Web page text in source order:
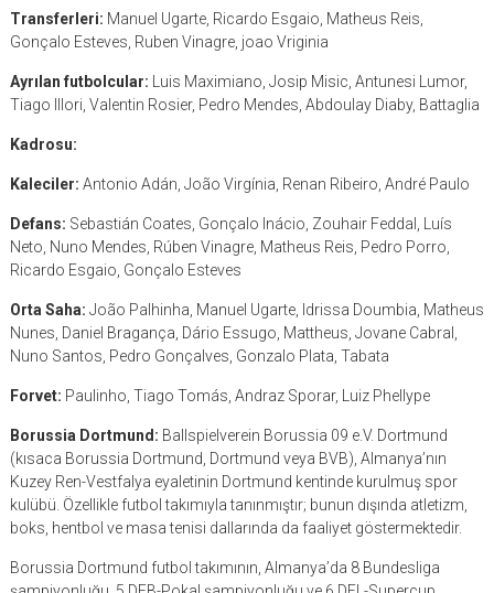
Transferleri: Manuel Ugarte, Ricardo Esgaio, Matheus Reis,
Gonçalo Esteves, Ruben Vinagre, joao Vriginia
Ayrılan futbolcular: Luis Maximiano, Josip Misic, Antunesi Lumor,
Tiago Illori, Valentin Rosier, Pedro Mendes, Abdoulay Diaby, Battaglia
Kadrosu:
Kaleciler: Antonio Adán, João Virgínia, Renan Ribeiro, André Paulo
Defans: Sebastián Coates, Gonçalo Inácio, Zouhair Feddal, Luís
Neto, Nuno Mendes, Rúben Vinagre, Matheus Reis, Pedro Porro,
Ricardo Esgaio, Gonçalo Esteves
Orta Saha: João Palhinha, Manuel Ugarte, Idrissa Doumbia, Matheus
Nunes, Daniel Bragança, Dário Essugo, Mattheus, Jovane Cabral,
Nuno Santos, Pedro Gonçalves, Gonzalo Plata, Tabata
Forvet: Paulinho, Tiago Tomás, Andraz Sporar, Luiz Phellype
Borussia Dortmund: Ballspielverein Borussia 09 e.V. Dortmund
(kısaca Borussia Dortmund, Dortmund veya BVB), Almanya’nın
Kuzey Ren-Vestfalya eyaletinin Dortmund kentinde kurulmuş spor
kulübü. Özellikle futbol takımıyla tanınmıştır; bunun dışında atletizm,
boks, hentbol ve masa tenisi dallarında da faaliyet göstermektedir.
Borussia Dortmund futbol takımının, Almanya’da 8 Bundesliga